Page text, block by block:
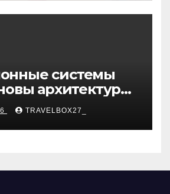
системы
архитектуры,
и области
TRAVELBOX27_